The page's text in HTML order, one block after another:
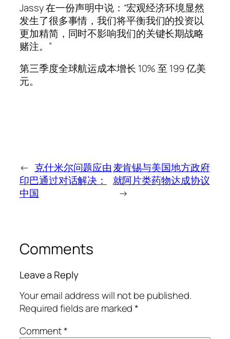
Jassy 在一份声明中说：“宏观经济环境显然
发生了很多事情，我们将平衡我们的投资以
更加精简，同时不影响我们的关键长期战略
赌注。”
第三季度全球航运成本增长 10% 至 199 亿美
元。
← 克什米尔问题应由
印巴通过对话解决：
中国
麦肯锡与美国地方政府
就阿片类药物达成协议
→
Comments
Leave a Reply
Your email address will not be published.
Required fields are marked*
Comment*